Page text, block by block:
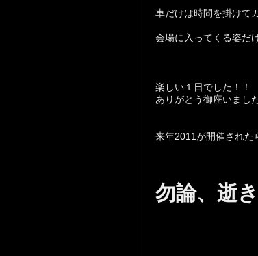
車だけは時間を掛けて
会場に入ってくる姿だ
楽しい１日でした！！
ありがとう御座いまし
来年2011が開催された
勿論、逝